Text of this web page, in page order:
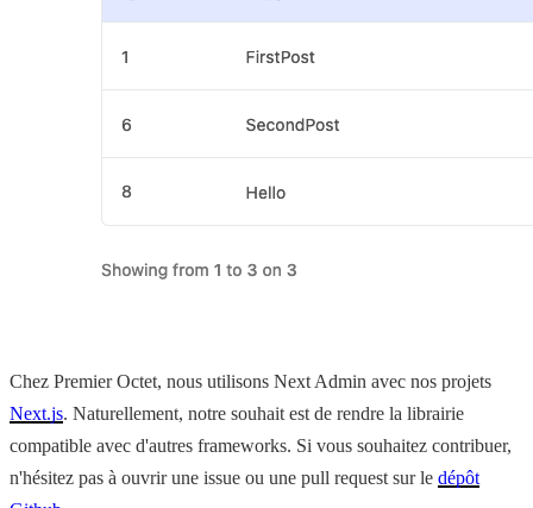
Chez Premier Octet, nous utilisons Next Admin avec nos projets
Next.js. Naturellement, notre souhait est de rendre la librairie
compatible avec d'autres frameworks. Si vous souhaitez contribuer,
n'hésitez pas à ouvrir une issue ou une pull request sur le dépôt